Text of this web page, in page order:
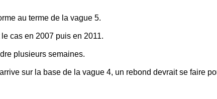
au terme de la vague 5.
cas en 2007 puis en 2011.
plusieurs semaines.
sur la base de la vague 4, un rebond devrait se faire